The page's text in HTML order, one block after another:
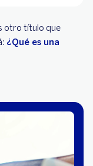
otro título que
¿Qué es una